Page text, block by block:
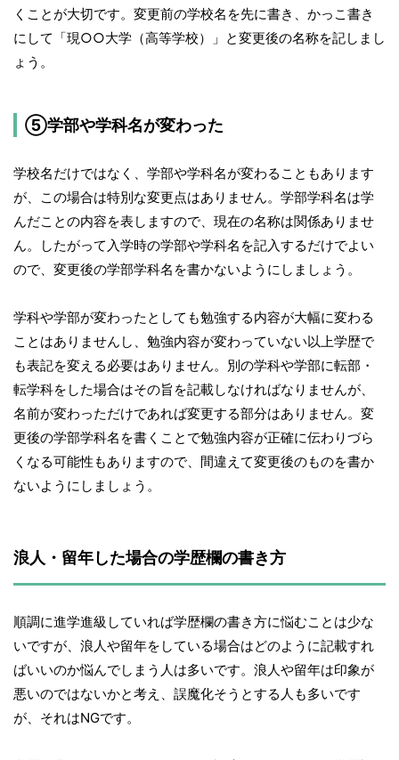
くことが大切です。変更前の学校名を先に書き、かっこ書き
にして「現○○大学（高等学校）」と変更後の名称を記しまし
ょう。
⑤学部や学科名が変わった
学校名だけではなく、学部や学科名が変わることもあります
が、この場合は特別な変更点はありません。学部学科名は学
んだことの内容を表しますので、現在の名称は関係ありませ
ん。したがって入学時の学部や学科名を記入するだけでよい
ので、変更後の学部学科名を書かないようにしましょう。
学科や学部が変わったとしても勉強する内容が大幅に変わる
ことはありませんし、勉強内容が変わっていない以上学歴で
も表記を変える必要はありません。別の学科や学部に転部・
転学科をした場合はその旨を記載しなければなりませんが、
名前が変わっただけであれば変更する部分はありません。変
更後の学部学科名を書くことで勉強内容が正確に伝わりづら
くなる可能性もありますので、間違えて変更後のものを書か
ないようにしましょう。
浪人・留年した場合の学歴欄の書き方
順調に進学進級していれば学歴欄の書き方に悩むことは少な
いですが、浪人や留年をしている場合はどのように記載すれ
ばいいのか悩んでしまう人は多いです。浪人や留年は印象が
悪いのではないかと考え、誤魔化そうとする人も多いです
が、それはNGです。